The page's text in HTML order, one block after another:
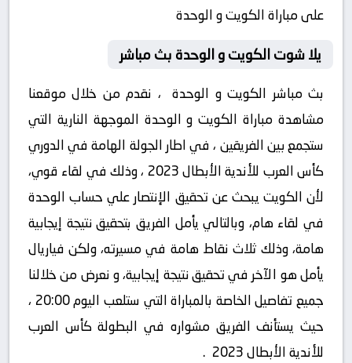
على مباراة الكويت و الوحدة
يلا شوت الكويت و الوحدة بث مباشر
بث مباشر الكويت و الوحدة ، نقدم من خلال موقعنا
مشاهدة مباراة الكويت و الوحدة الموجهة النارية التي
ستجمع بين الفريقين ، في اطار الجولة الهامة في الدوري
كأس العرب للأندية الأبطال 2023 ، وذلك في لقاء قوي،
لأن الكويت يبحث عن تحقيق الإنتصار علي حساب الوحدة
في لقاء هام، وبالتالي يأمل الفريق بتحقيق نتيجة إيجابية
هامة، وذلك ثلاث نقاط هامة في مسيرته، ولكن فياريال
يأمل هو الآخر في تحقيق نتيجة إيجابية، و نعرض من خلالنا
جميع تفاصيل الخاصة بالمباراة التي ستلعب اليوم 20:00 ،
حيث يستأنف الفريق مشواره في البطولة كأس العرب
للأندية الأبطال 2023 .